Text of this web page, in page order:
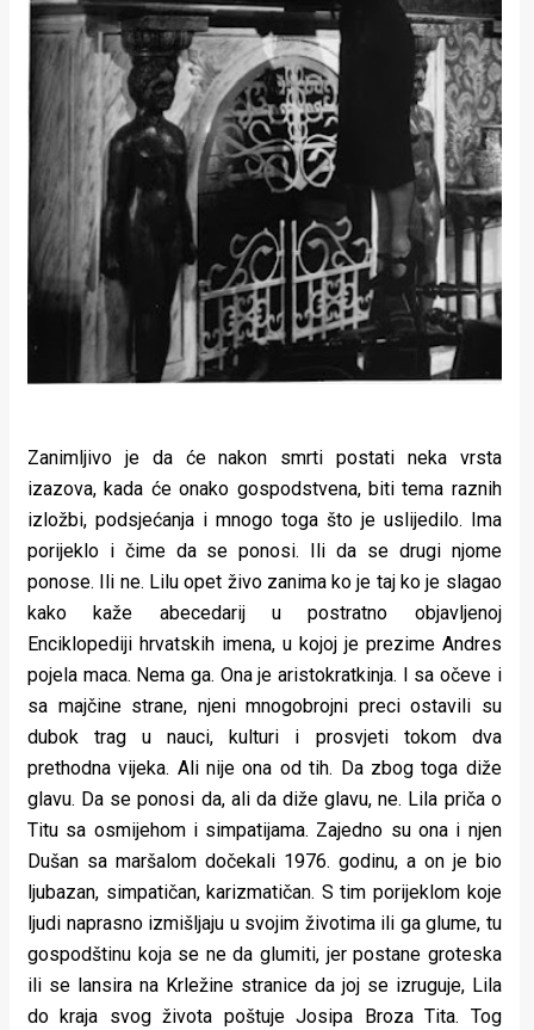
Zanimljivo je da će nakon smrti postati neka vrsta
izazova, kada će onako gospodstvena, biti tema raznih
izložbi, podsjećanja i mnogo toga što je uslijedilo. Ima
porijeklo i čime da se ponosi. Ili da se drugi njome
ponose. Ili ne. Lilu opet živo zanima ko je taj ko je slagao
kako kaže abecedarij u postratno objavljenoj
Enciklopediji hrvatskih imena, u kojoj je prezime Andres
pojela maca. Nema ga. Ona je aristokratkinja. I sa očeve i
sa majčine strane, njeni mnogobrojni preci ostavili su
dubok trag u nauci, kulturi i prosvjeti tokom dva
prethodna vijeka. Ali nije ona od tih. Da zbog toga diže
glavu. Da se ponosi da, ali da diže glavu, ne. Lila priča o
Titu sa osmijehom i simpatijama. Zajedno su ona i njen
Dušan sa maršalom dočekali 1976. godinu, a on je bio
ljubazan, simpatičan, karizmatičan. S tim porijeklom koje
ljudi naprasno izmišljaju u svojim životima ili ga glume, tu
gospodštinu koja se ne da glumiti, jer postane groteska
ili se lansira na Krležine stranice da joj se izruguje, Lila
do kraja svog života poštuje Josipa Broza Tita. Tog